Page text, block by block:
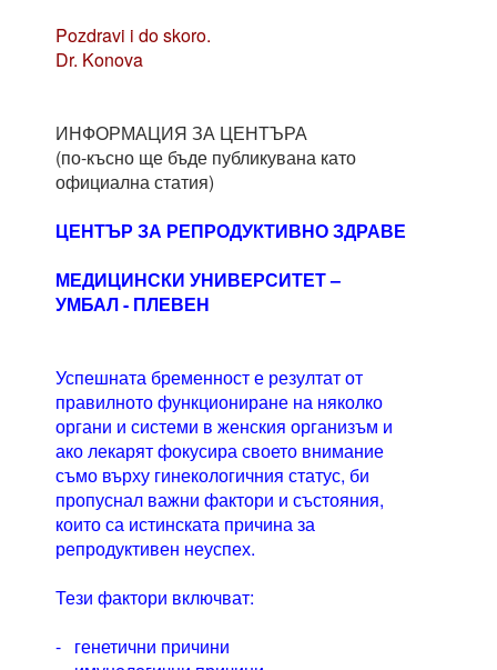
Pozdravi i do skoro.
Dr. Konova
ИНФОРМАЦИЯ ЗА ЦЕНТЪРА
(по-късно ще бъде публикувана като
официална статия)
ЦЕНТЪР ЗА РЕПРОДУКТИВНО ЗДРАВЕ
МЕДИЦИНСКИ УНИВЕРСИТЕТ –
УМБАЛ - ПЛЕВЕН
Успешната бременност е резултат от
правилното функциониране на няколко
органи и системи в женския организъм и
ако лекарят фокусира своето внимание
съмо върху гинекологичния статус, би
пропуснал важни фактори и състояния,
които са истинската причина за
репродуктивен неуспех.
Тези фактори включват:
- генетични причини